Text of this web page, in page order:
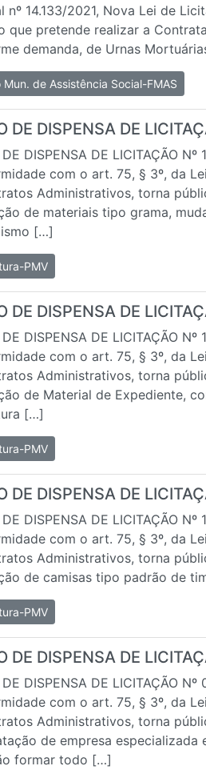
nº 14.133/2021, Nova Lei de
que pretende realizar a
demanda, de Urnas
Mun. de Assistência Social-FMAS
DE DISPENSA DE
DE DISPENSA DE LICITAÇÃO
com o art. 75, § 3º, da
Administrativos, torna
de materiais tipo grama,
[…]
PMV
DE DISPENSA DE
DE DISPENSA DE LICITAÇÃO
com o art. 75, § 3º, da
Administrativos, torna
de Material de Expediente,
[…]
PMV
DE DISPENSA DE
DE DISPENSA DE LICITAÇÃO
com o art. 75, § 3º, da
Administrativos, torna
de camisas tipo padrão de
PMV
DE DISPENSA DE
DE DISPENSA DE LICITAÇÃO
com o art. 75, § 3º, da
Administrativos, torna
de empresa especializada
formar todo […]